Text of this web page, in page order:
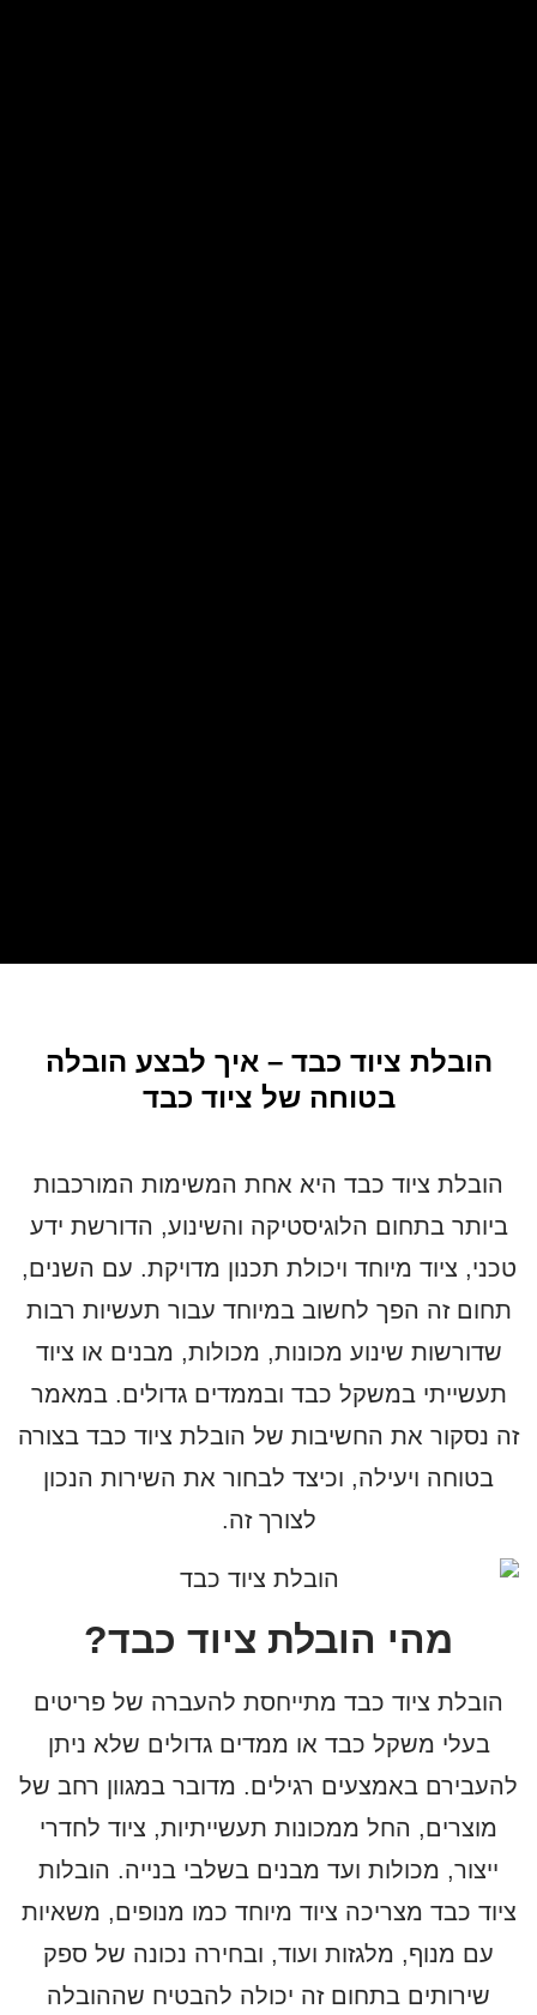
הובלת ציוד כבד – איך לבצע הובלה
בטוחה של ציוד כבד
הובלת ציוד כבד היא אחת המשימות המורכבות
ביותר בתחום הלוגיסטיקה והשינוע, הדורשת ידע
טכני, ציוד מיוחד ויכולת תכנון מדויקת. עם השנים,
תחום זה הפך לחשוב במיוחד עבור תעשיות רבות
שדורשות שינוע מכונות, מכולות, מבנים או ציוד
תעשייתי במשקל כבד ובממדים גדולים. במאמר
זה נסקור את החשיבות של הובלת ציוד כבד בצורה
בטוחה ויעילה, וכיצד לבחור את השירות הנכון
לצורך זה.
מהי הובלת ציוד כבד?
הובלת ציוד כבד מתייחסת להעברה של פריטים
בעלי משקל כבד או ממדים גדולים שלא ניתן
להעבירם באמצעים רגילים. מדובר במגוון רחב של
מוצרים, החל ממכונות תעשייתיות, ציוד לחדרי
ייצור, מכולות ועד מבנים בשלבי בנייה. הובלות
ציוד כבד מצריכה ציוד מיוחד כמו מנופים, משאיות
עם מנוף, מלגזות ועוד, ובחירה נכונה של ספק
שירותים בתחום זה יכולה להבטיח שההובלה